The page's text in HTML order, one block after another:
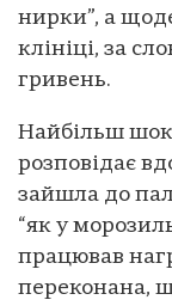
нирки”, а
клініці, за
гривень.
Найбільш
розповідає
зайшла до
“як у
працював
переконана,